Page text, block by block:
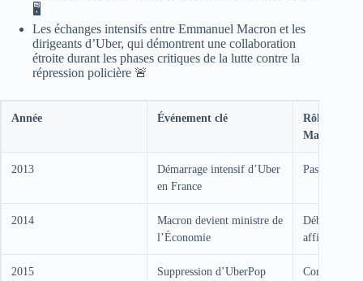
🖥️
Les échanges intensifs entre Emmanuel Macron et les
dirigeants d’Uber, qui démontrent une collaboration
étroite durant les phases critiques de la lutte contre la
répression policière 🚨
Année Événement clé
Rôle
Macron
2013
Démarrage intensif d’Uber
en France
Pas encore
2014
Macron devient ministre de
l’Économie
Début de la
affirmée
2015
Suppression d’UberPop
Conclut un